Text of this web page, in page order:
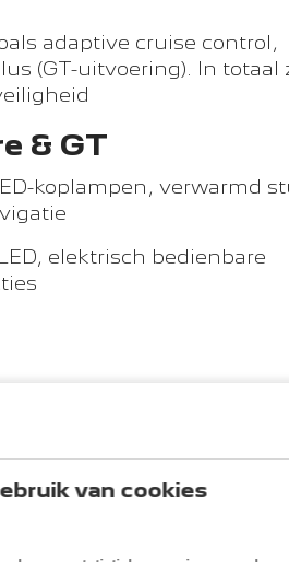
van cookies
adaptive cruise control,
(GT-uitvoering). In totaal
& GT
koplampen, verwarmd
elektrisch bedienbare
uw uitvoering